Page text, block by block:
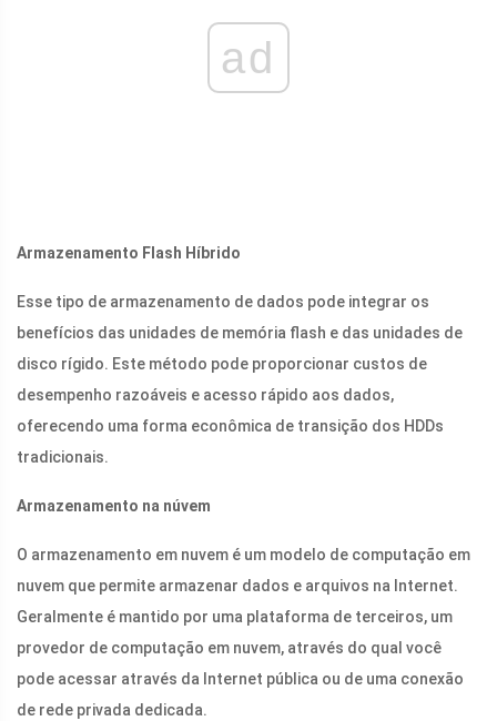
ad
Armazenamento Flash Híbrido
Esse tipo de armazenamento de dados pode integrar os
benefícios das unidades de memória flash e das unidades de
disco rígido. Este método pode proporcionar custos de
desempenho razoáveis ​​e acesso rápido aos dados,
oferecendo uma forma econômica de transição dos HDDs
tradicionais.
Armazenamento na núvem
O armazenamento em nuvem é um modelo de computação em
nuvem que permite armazenar dados e arquivos na Internet.
Geralmente é mantido por uma plataforma de terceiros, um
provedor de computação em nuvem, através do qual você
pode acessar através da Internet pública ou de uma conexão
de rede privada dedicada.